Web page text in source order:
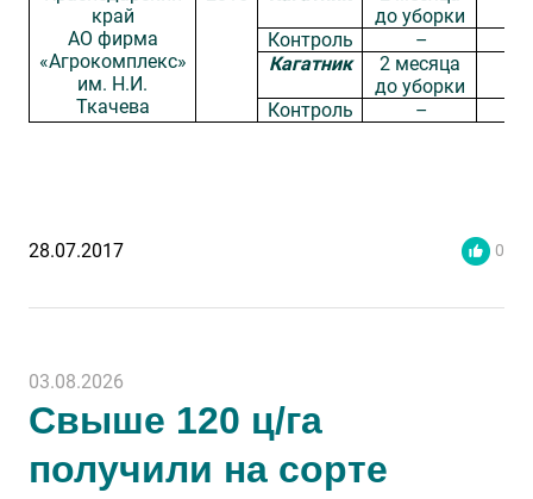
край
АО фирма
«Агрокомплекс»
им. Н.И.
Ткачева
до уборки
Контроль
­ –
Кагатник
2 месяца
до уборки
Контроль
­ –
28.07.2017 0
03.08.2026
Свыше 120 ц/га
получили на сорте